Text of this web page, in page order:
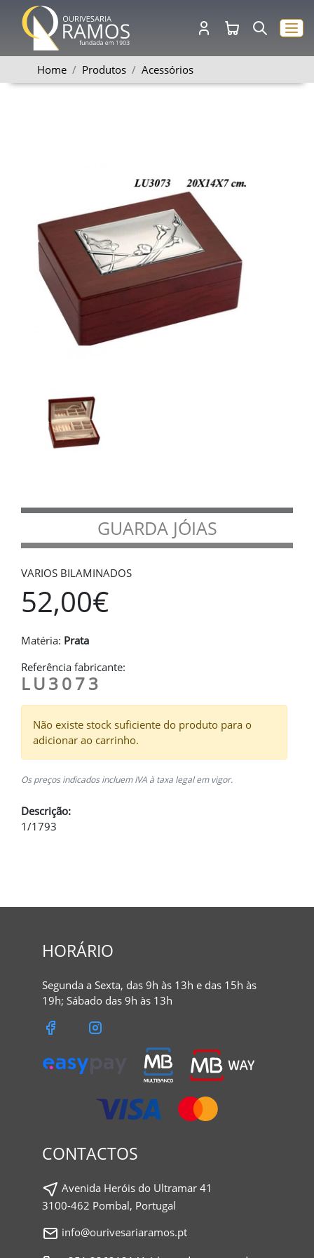
Home Produtos Acessórios
GUARDA JÓIAS
VARIOS BILAMINADOS
52,00€
Matéria: Prata
Referência fabricante:
LU3073
Não existe stock suficiente do produto para o
adicionar ao carrinho.
Os preços indicados incluem IVA à taxa legal em vigor.
Descrição:
1/1793
HORÁRIO
Segunda a Sexta, das 9h às 13h e das 15h às
19h; Sábado das 9h às 13h
CONTACTOS
Avenida Heróis do Ultramar 41
3100-462 Pombal, Portugal
info@ourivesariaramos.pt